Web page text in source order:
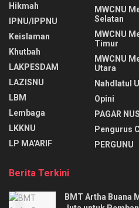
Hikmah
IPNU/IPPNU
Keislaman
Khutbah
LAKPESDAM
LAZISNU
LBM
Lembaga
LKKNU
LP MA'ARIF
MWCNU
Selatan
MWCNU
Timur
MWCNU
Utara
Nahdlatul
Opini
PAGAR
Pengurus
PERGUNU
Berita Terkini
BMT Artha Buana